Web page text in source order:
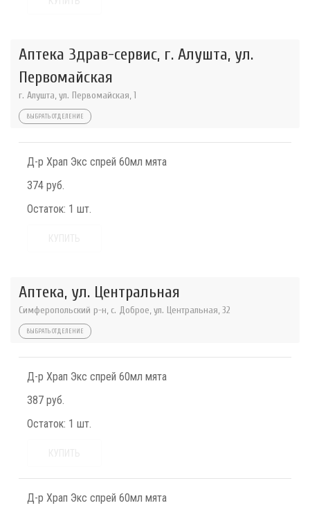
Аптека Здрав-сервис, г. Алушта, ул.
Первомайская
г. Алушта, ул. Первомайская, 1
ВЫБРАТЬ ОТДЕЛЕНИЕ
Д-р Храп Экс спрей 60мл мята
374 руб.
Остаток: 1 шт.
Аптека, ул. Центральная
Симферопольский р-н, с. Доброе, ул. Центральная, 32
ВЫБРАТЬ ОТДЕЛЕНИЕ
Д-р Храп Экс спрей 60мл мята
387 руб.
Остаток: 1 шт.
Д-р Храп Экс спрей 60мл мята